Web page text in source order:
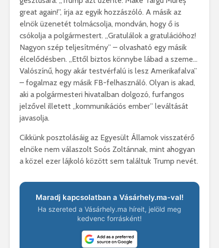
great again!”, írja az egyik hozzászóló. A másik az
elnök üzenetét tolmácsolja, mondván, hogy ő is
csókolja a polgármestert. „Gratulálok a gratulációhoz!
Nagyon szép teljesítmény” – olvasható egy másik
élcelődésben. „Ettől biztos könnybe lábad a szeme…
Valószínű, hogy akár testvérfalú is lesz Amerikafalva”
– fogalmaz egy másik FB-felhasználó. Olyan is akad,
aki a polgármesteri hivatalban dolgozó, furfangos
jelzővel illetett „kommunikációs ember” leváltását
javasolja.
Cikkünk posztolásáig az Egyesült Államok visszatérő
elnöke nem válaszolt Soós Zoltánnak, mint ahogyan
a közel ezer lájkoló között sem találtuk Trump nevét.
Maradj kapcsolatban a Vásárhely.ma-val!
Ha szereted a Vásárhely.ma híreit, jelöld meg
kedvenc forrásként!